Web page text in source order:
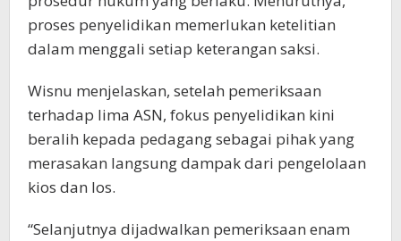
proses penyelidikan memerlukan ketelitian
dalam menggali setiap keterangan saksi.
Wisnu menjelaskan, setelah pemeriksaan
terhadap lima ASN, fokus penyelidikan kini
beralih kepada pedagang sebagai pihak yang
merasakan langsung dampak dari pengelolaan
kios dan los.
“Selanjutnya dijadwalkan pemeriksaan enam